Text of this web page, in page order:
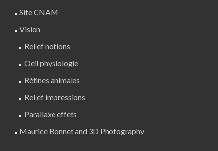
Site CNAM
Vision
Relief notions
Oeil physiologie
Rétines animales
Relief impressions
Parallaxe effets
Maurice Bonnet and 3D Photography